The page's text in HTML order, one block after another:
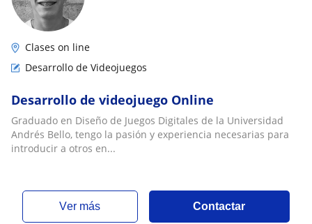
Clases on line
Desarrollo de Videojuegos
Desarrollo de videojuego Online
Graduado en Diseño de Juegos Digitales de la Universidad
Andrés Bello, tengo la pasión y experiencia necesarias para
introducir a otros en...
ver más Contactar